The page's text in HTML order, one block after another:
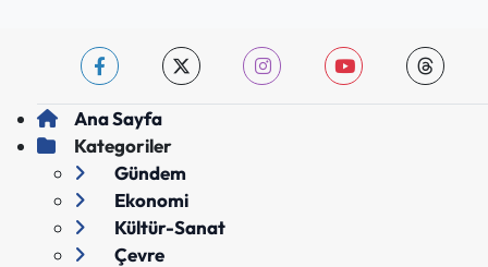
Ana Sayfa
Kategoriler
Gündem
Ekonomi
Kültür-Sanat
Çevre